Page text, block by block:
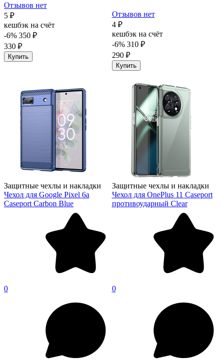
Отзывов нет
5 ₽
кешбэк на счёт
-6% 350 ₽
330 ₽
Купить
Отзывов нет
4 ₽
кешбэк на счёт
-6% 310 ₽
290 ₽
Купить
Защитные чехлы и накладки
Чехол для Google Pixel 6a
Caseport Carbon Blue
0
Защитные чехлы и накладки
Чехол для OnePlus 11 Caseport
противоударный Clear
0